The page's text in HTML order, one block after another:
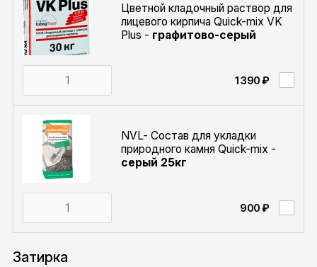
Цветной кладочный раствор для
лицевого кирпича Quick-mix VK
Plus - графитово-серый
1 390 ₽
NVL- Состав для укладки
природного камня Quick-mix -
серый 25кг
900 ₽
Затирка